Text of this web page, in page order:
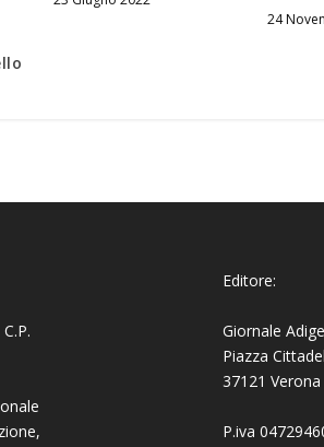
24
Editore:
Giornale
Piazza
37121 Verona
P.iva